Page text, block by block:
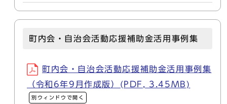
町内会・自治会活動応援補助金活用事例集
町内会・自治会活動応援補助金活用事例集
（令和6年9月作成版）(PDF, 3.45MB)
別ウィンドウで開く